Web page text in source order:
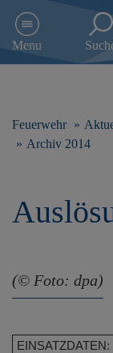
e
p
n
Menu
Feuerwehr
Archiv 2014
(© Foto: dpa)
EINSATZDATEN: